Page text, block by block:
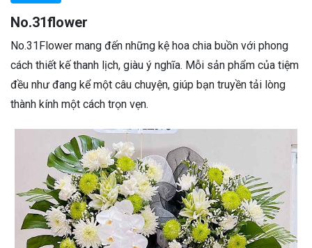
No.31flower
No.31Flower mang đến những kệ hoa chia buồn với phong
cách thiết kế thanh lịch, giàu ý nghĩa. Mỗi sản phẩm của tiệm
đều như đang kể một câu chuyện, giúp bạn truyền tải lòng
thành kính một cách trọn vẹn.